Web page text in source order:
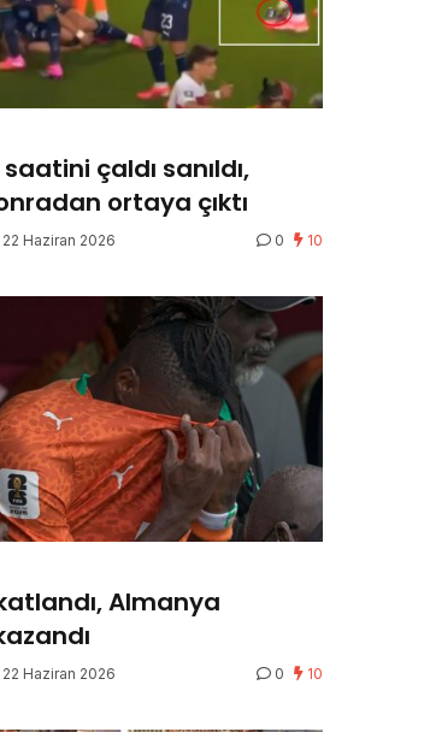
çaldı sanıldı,
ortaya çıktı
22 Haziran 2026 0 10
Almanya
22 Haziran 2026 0 10